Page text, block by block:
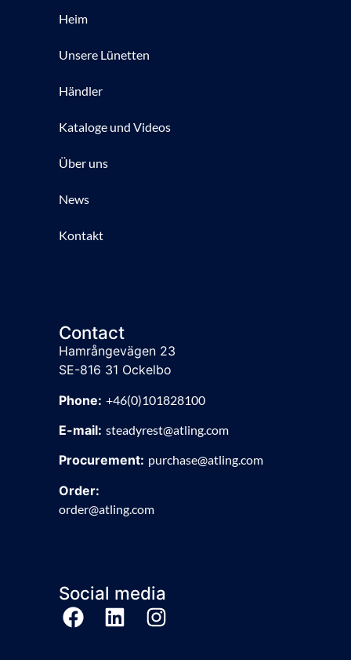
Heim
Unsere Lünetten
Händler
Kataloge und Videos
Über uns
News
Kontakt
Contact
Hamrångevägen 23
SE-816 31 Ockelbo
Phone: +46(0)101828100
E-mail: steadyrest@atling.com
Procurement: purchase@atling.com
Order:
order@atling.com
Social media